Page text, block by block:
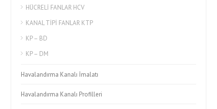
HÜCRELİ FANLAR HCV
KANAL TİPİ FANLAR KTP
KP – BD
KP – DM
Havalandırma Kanalı İmalatı
Havalandırma Kanalı Profilleri